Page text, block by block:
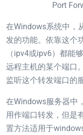
Port
在Windows系统中，
发的功能。依靠这个
（ipv4或ipv6）都能
远程主机的某个端口
监听这个转发端口的
在Windows服务器中
用作端口转发，但是
置方法适用于